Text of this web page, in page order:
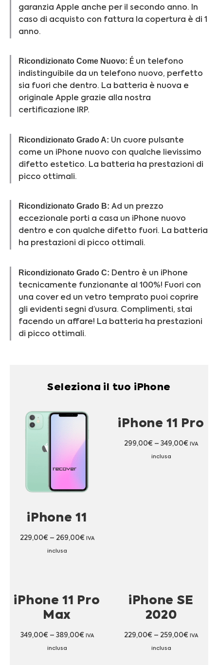
garanzia Apple anche per il secondo anno. In
caso di acquisto con fattura la copertura è di 1
anno.
Ricondizionato Come Nuovo: É un telefono
indistinguibile da un telefono nuovo, perfetto
sia fuori che dentro. La batteria è nuova e
originale Apple grazie alla nostra
certificazione IRP.
Ricondizionato Grado A: Un cuore pulsante
come un iPhone nuovo con qualche lievissimo
difetto estetico. La batteria ha prestazioni di
picco ottimali.
Ricondizionato Grado B: Ad un prezzo
eccezionale porti a casa un iPhone nuovo
dentro e con qualche difetto fuori. La batteria
ha prestazioni di picco ottimali.
Ricondizionato Grado C: Dentro è un iPhone
tecnicamente funzionante al 100%! Fuori con
una cover ed un vetro temprato puoi coprire
gli evidenti segni d’usura. Complimenti, stai
facendo un affare! La batteria ha prestazioni
di picco ottimali.
Seleziona il tuo iPhone
iPhone 11
229,00€ – 269,00€ IVA
inclusa
iPhone 11 Pro
299,00€ – 349,00€ IVA
inclusa
iPhone 11 Pro
Max
349,00€– 389,00€ IVA
inclusa
iPhone SE
2020
229,00€ – 259,00€ IVA
inclusa